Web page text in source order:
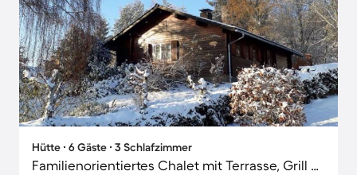
Hütte ∙ 6 Gäste ∙ 3 Schlafzimmer
Familienorientiertes Chalet mit Terrasse, Grill und Garten | Naturblick | Haustierfreundlich